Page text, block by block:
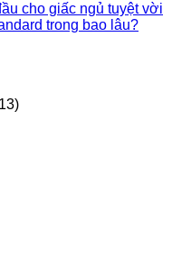
cho giấc ngủ tuyệt vời
trong bao lâu?